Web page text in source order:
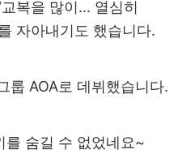
복을 많이... 열심히
자아내기도 했습니다.
룹 AOA로 데뷔했습니다.
를 숨길 수 없었네요~